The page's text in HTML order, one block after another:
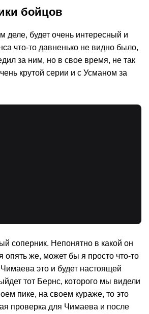
бойцов
деле, будет очень интересный и
что-то давненько не видно было,
за ним, но в свое время, не так
крутой серии и с Усманом за
соперник. Непонятно в какой он
опять же, может бы я просто что-то
это и будет настоящей
тот Бернс, которого мы видели
пике, на своем кураже, то это
проверка для Чимаева и после